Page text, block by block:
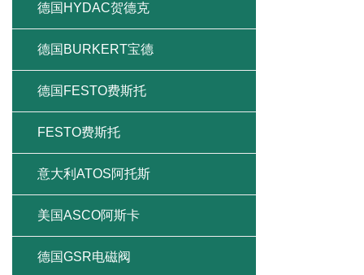
德国HYDAC贺德克
德国BURKERT宝德
德国FESTO费斯托
FESTO费斯托
意大利ATOS阿托斯
美国ASCO阿斯卡
德国GSR电磁阀